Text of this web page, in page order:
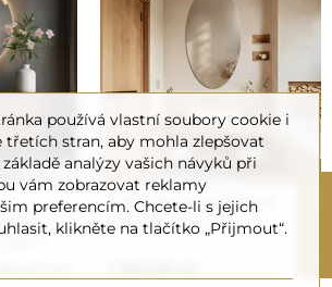
s
II
Eliptické koupelnové
zrcadlo - ELIPSA
používá vlastní soubory cookie i
třetích stran, aby mohla zlepšovat
analýzy vašich návyků při
vám zobrazovat reklamy
preferencím. Chcete-li s jejich
klikněte na tlačítko „Přijmout“.